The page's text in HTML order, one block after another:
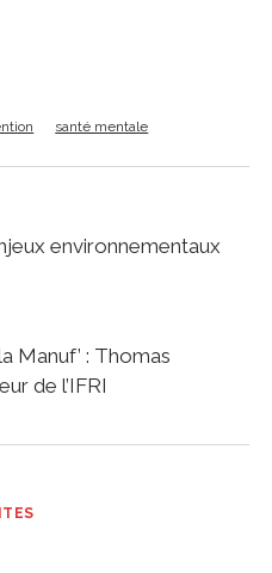
santé mentale
environnementaux
Manuf’ : Thomas
de l’IFRI